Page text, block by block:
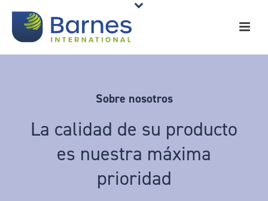
Sobre nosotros
La calidad de su producto
es nuestra máxima
prioridad